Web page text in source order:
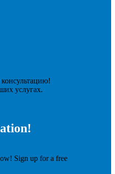
услугах.
Sign up for a free